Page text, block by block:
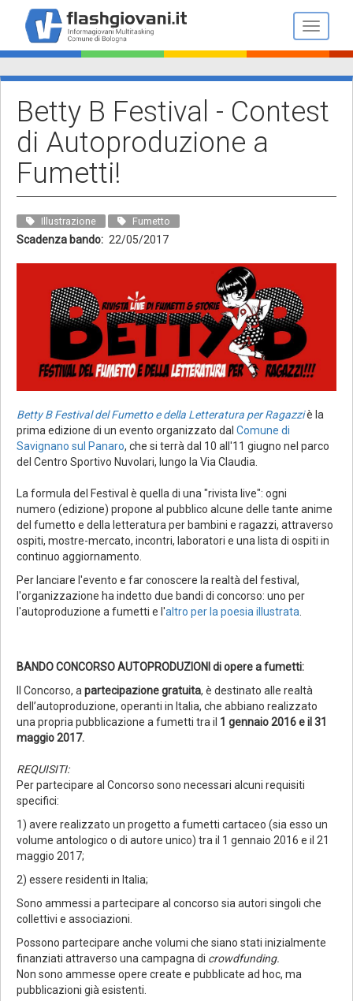
contenuto
principale
Toggle
Betty B Festival - Contest
di Autoproduzione a
Fumetti!
Illustrazione Fumetto
Scadenza bando 22/05/2017
Betty B Festival del Fumetto e della Letteratura per Ragazziè la
prima edizione di un evento organizzato dal Comune di
Savignano sul Panaro, che si terrà dal 10 all'11 giugno nel parco
del Centro Sportivo Nuvolari, lungo la Via Claudia.
La formula del Festival è quella di una "rivista live": ogni
numero (edizione) propone al pubblico alcune delle tante anime
del fumetto e della letteratura per bambini e ragazzi, attraverso
ospiti, mostre-mercato, incontri, laboratori e una lista di ospiti in
continuo aggiornamento.
Per lanciare l'evento e far conoscere la realtà del festival,
l'organizzazione ha indetto due bandi di concorso: uno per
l'autoproduzione a fumetti e l'altro per la poesia illustrata.
BANDO CONCORSO AUTOPRODUZIONI di opere a fumetti:
Il Concorso, apartecipazione gratuita, è destinato alle realtà
dell’autoproduzione, operanti in Italia, che abbiano realizzato
una propria pubblicazione a fumetti tra il 1 gennaio 2016 e il 31
maggio 2017.
REQUISITI:
Per partecipare al Concorso sono necessari alcuni requisiti
specifici:
1) avere realizzato un progetto a fumetti cartaceo (sia esso un
volume antologico o di autore unico) tra il 1 gennaio 2016 e il 21
maggio 2017;
2) essere residenti in Italia;
Sono ammessi a partecipare al concorso sia autori singoli che
collettivi e associazioni.
Possono partecipare anche volumi che siano stati inizialmente
finanziati attraverso una campagna di crowdfunding.
Non sono ammesse opere create e pubblicate ad hoc, ma
pubblicazioni già esistenti.